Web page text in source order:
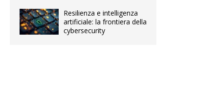
Resilienza e intelligenza
artificiale: la frontiera della
cybersecurity